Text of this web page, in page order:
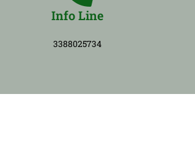
Info Line
3388025734